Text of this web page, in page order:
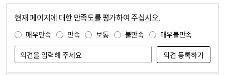
현재 페이지에 대한 만족도를 평가하여 주십시오.
매우만족 만족 보통 불만족 매우불만족